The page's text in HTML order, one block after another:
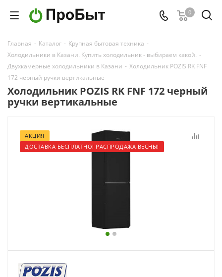
0
Главная - Каталог - Крупная бытовая техника -
Холодильники в Казани. Купить холодильник - выбираем какой. -
Двухкамерные холодильники в Казани - Холодильник POZIS RK FNF
172 черный ручки вертикальные
Холодильник POZIS RK FNF 172 черный
ручки вертикальные
АКЦИЯ
ДОСТАВКА БЕСПЛАТНО! РАСПРОДАЖА ВЕСНЫ!